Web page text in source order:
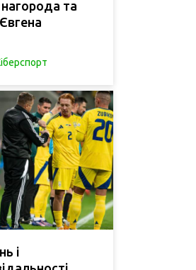
та
і